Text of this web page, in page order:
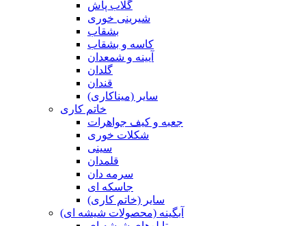
گلاب پاش
شیرینی خوری
بشقاب
کاسه و بشقاب
آیینه و شمعدان
گلدان
قندان
سایر (میناکاری)
خاتم کاری
جعبه و کیف جواهرات
شکلات خوری
سینی
قلمدان
سرمه دان
جاسکه ای
سایر (خاتم کاری)
آبگینه (محصولات شیشه ای)